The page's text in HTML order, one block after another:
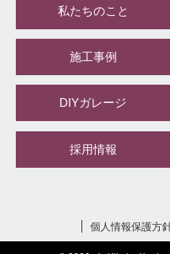
私たちのこと
施工事例
DIYガレージ
採用情報
個人情報保護方